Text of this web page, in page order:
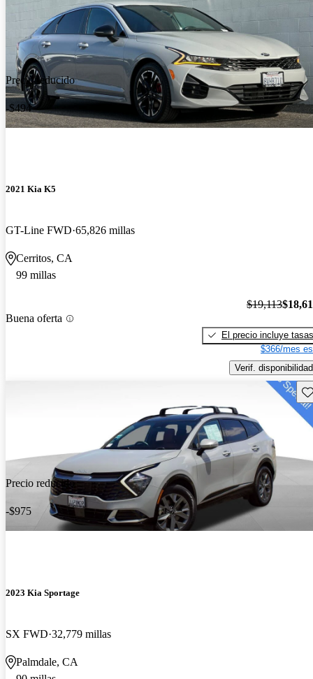
Precio reducido
-$494
2021 Kia K5
GT-Line FWD 65,826 millas
Cerritos, CA
99 millas
Buena oferta
$19,113
El precio incluye tasas
$366/mes
Verif. disponibilidad
Precio reducido
-$975
2023 Kia Sportage
SX FWD 32,779 millas
Palmdale, CA